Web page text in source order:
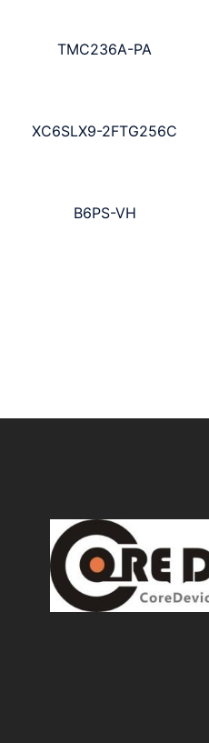
TMC236A-PA
XC6SLX9-2FTG256C
B6PS-VH